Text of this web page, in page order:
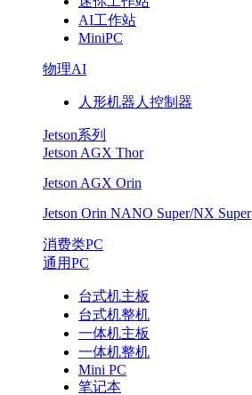
AI工作站
MiniPC
物理AI
人形机器人控制器
Jetson系列
Jetson AGX Thor
Jetson AGX Orin
Jetson Orin NANO Super/NX Super
消费类PC
通用PC
台式机主板
台式机整机
一体机主板
一体机整机
Mini PC
笔记本